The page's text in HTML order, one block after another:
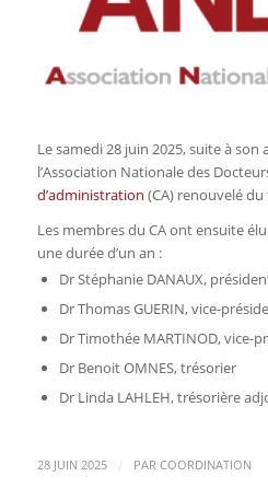
Le samedi 28 juin 2025, suite à son
l’Association Nationale des
d’administration (CA) renouvelé
Les membres du CA ont ensuite
une durée d’un an :
Dr Stéphanie DANAUX,
Dr Thomas GUERIN, vice-
Dr Timothée MARTINOD, vice-
Dr Benoit OMNES, trésorier
Dr Linda LAHLEH, trésorière
28 JUIN 2025 / PAR COORDINATION